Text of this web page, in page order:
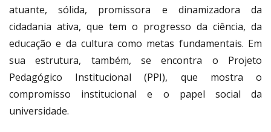
atuante, sólida, promissora e dinamizadora da
cidadania ativa, que tem o progresso da ciência, da
educação e da cultura como metas fundamentais. Em
sua estrutura, também, se encontra o Projeto
Pedagógico Institucional (PPI), que mostra o
compromisso institucional e o papel social da
universidade.